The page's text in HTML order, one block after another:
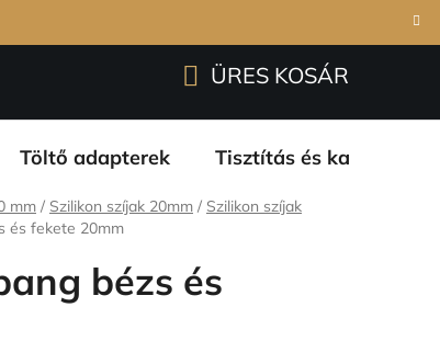
ÜRES KOSÁR
Töltő adapterek Tisztítás és
mm / Szilikon szíjak 20mm / Szilikon szíjak
és fekete 20mm
bézs és